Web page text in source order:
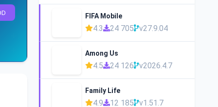
FIFA Mobile
4.3 24 705 v27.9.04
Among Us
4.5 24 126 v2026.4.7
Family Life
4.9 12 185 v1.51.7